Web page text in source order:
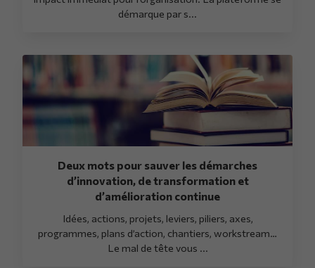
démarque par s...
Deux mots pour sauver les démarches
d’innovation, de transformation et
d’amélioration continue
Idées, actions, projets, leviers, piliers, axes,
programmes, plans d’action, chantiers, workstream…
Le mal de tête vous ...